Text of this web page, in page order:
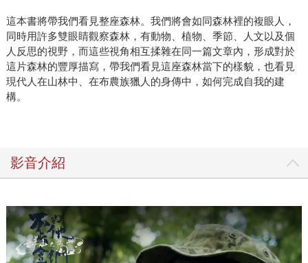
這本書將帶我們看見整座森林。我們將會如同森林裡的複眼人，
同時用許多雙眼睛觀察森林，有動物、植物、季節、人文以及個
人反思的視野，而這些視角相互揉雜在同一篇文章內，形成對於
這片森林的豐厚描寫，帶我們看見這座森林當下的樣貌，也看見
現代人在山林中、在布農族獵人的身傳中，如何完成自我的建
構。
影音介紹